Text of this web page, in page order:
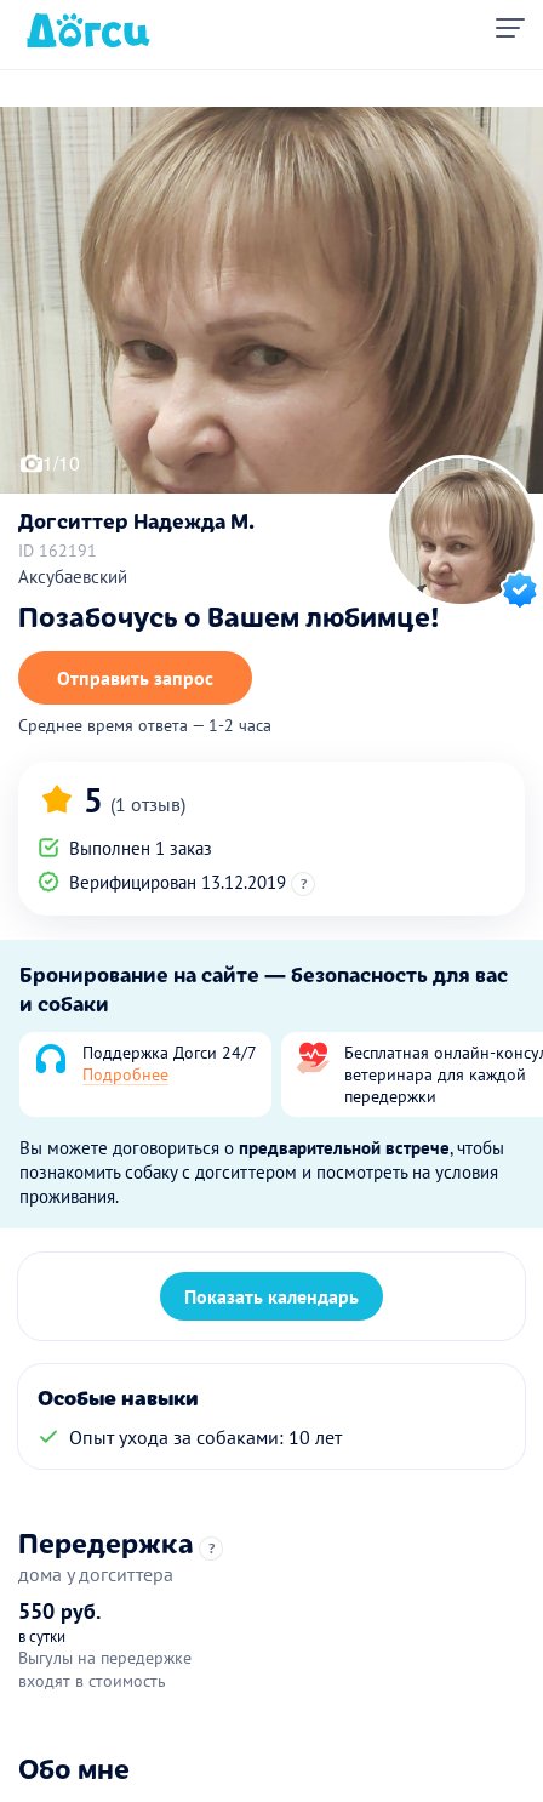
1/10
Догситтер Надежда М.
ID 162191
Аксубаевский
Позабочусь о Вашем любимце!
Отправить запрос
Среднее время ответа — 1-2 часа
5 (1 отзыв)
Выполнен 1 заказ
Верифицирован 13.12.2019
?
Бронирование на сайте — безопасность для вас
и собаки
Поддержка Догси 24/7
Подробнее
Бесплатная онлайн-
ветеринара для каждой
передержки
Вы можете договориться о предварительной встрече, чтобы
познакомить собаку с догситтером и посмотреть на условия
проживания.
Показать календарь
Особые навыки
Опыт ухода за собаками: 10 лет
Передержка ?
дома у догситтера
550 руб.
в сутки
Выгулы на передержке
входят в стоимость
Обо мне